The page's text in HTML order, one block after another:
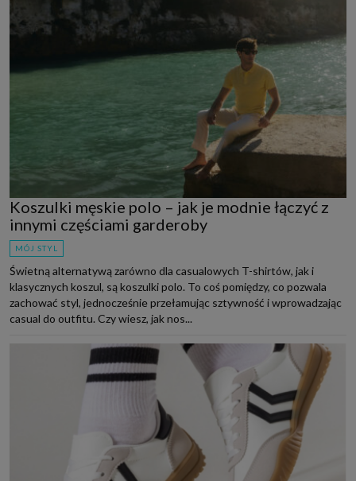
Koszulki męskie polo – jak je modnie łączyć z
innymi częściami garderoby
MÓJ STYL
Świetną alternatywą zarówno dla casualowych T-shirtów, jak i
klasycznych koszul, są koszulki polo. To coś pomiędzy, co pozwala
zachować styl, jednocześnie przełamując sztywność i wprowadzając
casual do outfitu. Czy wiesz, jak nos...